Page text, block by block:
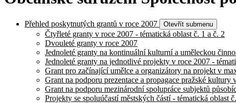
Přehled poskytnutých grantů v roce 2007 Otevřít submenu
Čtyřleté granty v roce 2007 - tématická oblast č. 1 a č. 2
Dvouleté granty v roce 2007
Jednoleté granty na kontinuální kulturní a uměleckou
Jednoleté granty na jednotlivé projekty v roce 2007 -
Grant pro začínající umělce a organizátory na projekt v
Grant na podporu prezentace a propagace pražské
Grant na podporu mezinárodní spolupráce subjektů
Projekty se spoluúčastí městských částí - tématická oblast